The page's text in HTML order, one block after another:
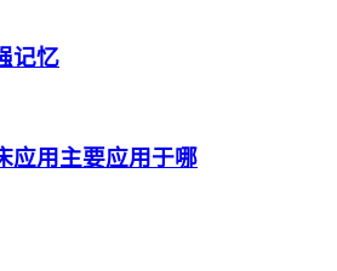
记忆
应用主要应用于哪